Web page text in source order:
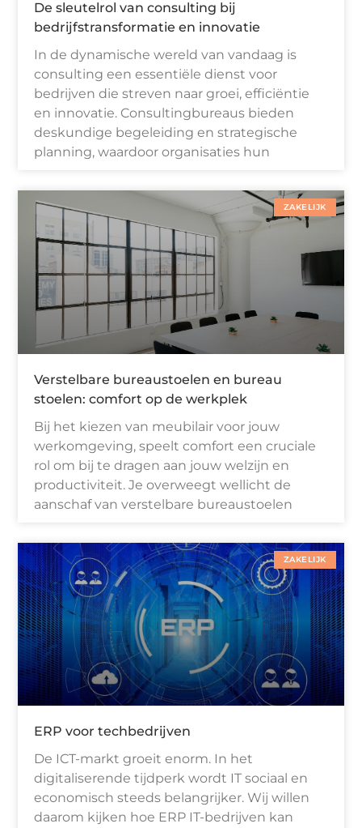
De sleutelrol van consulting bij
bedrijfstransformatie en innovatie
In de dynamische wereld van vandaag is
consulting een essentiële dienst voor
bedrijven die streven naar groei, efficiëntie
en innovatie. Consultingbureaus bieden
deskundige begeleiding en strategische
planning, waardoor organisaties hun
ZAKELIJK
Verstelbare bureaustoelen en bureau
stoelen: comfort op de werkplek
Bij het kiezen van meubilair voor jouw
werkomgeving, speelt comfort een cruciale
rol om bij te dragen aan jouw welzijn en
productiviteit. Je overweegt wellicht de
aanschaf van verstelbare bureaustoelen
ZAKELIJK
ERP voor techbedrijven
De ICT-markt groeit enorm. In het
digitaliserende tijdperk wordt IT sociaal en
economisch steeds belangrijker. Wij willen
daarom kijken hoe ERP IT-bedrijven kan